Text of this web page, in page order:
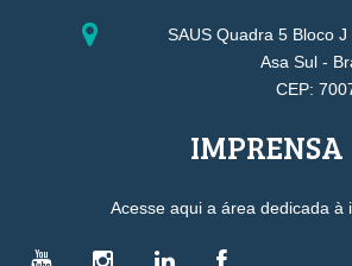
SAUS Quadra 5 Bloco
Asa Sul -
CEP:
IMPRENSA
Acesse aqui a área dedicada à